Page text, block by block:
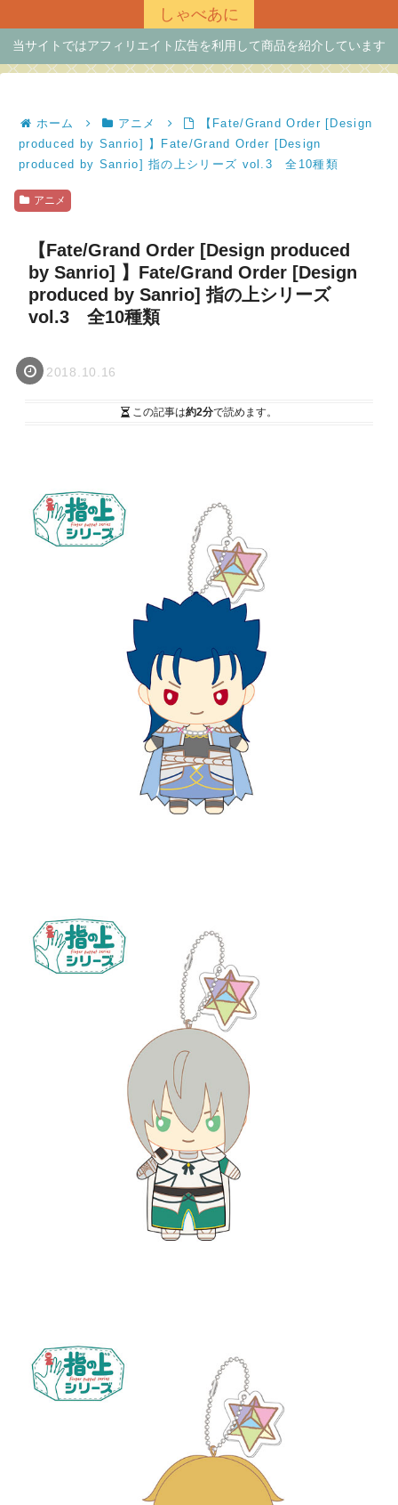
しゃべあに
当サイトではアフィリエイト広告を利用して商品を紹介しています
ホーム アニメ
【Fate/Grand Order [Design
produced by Sanrio] 】Fate/Grand Order [Design
produced by Sanrio] 指の上シリーズ vol.3 全10種類
アニメ
【Fate/Grand Order [Design produced
by Sanrio] 】Fate/Grand Order [Design
produced by Sanrio] 指の上シリーズ
vol.3 全10種類
2018.10.16
この記事は約2分で読めます。